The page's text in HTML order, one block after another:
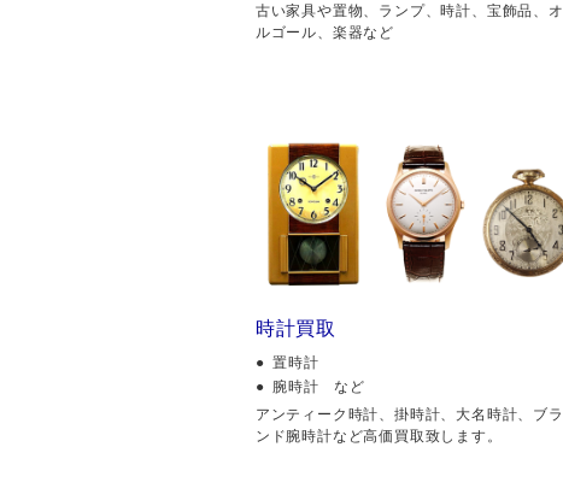
古い家具や置物、ランプ、時計、宝飾品、オ
ルゴール、楽器など
時計買取
置時計
腕時計 など
アンティーク時計、掛時計、大名時計、ブラ
ンド腕時計など高価買取致します。